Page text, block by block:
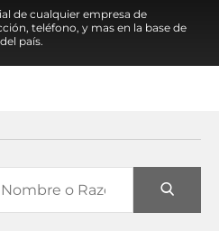
de cualquier empresa de
teléfono, y mas en la base de
país.